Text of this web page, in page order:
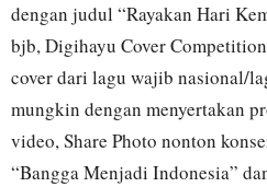
dengan judul “Rayakan Hari
bjb, Digihayu Cover
cover dari lagu wajib nasional/
mungkin dengan menyertakan
video, Share Photo nonton
“Bangga Menjadi Indonesia”